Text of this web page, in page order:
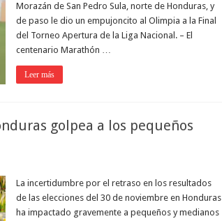
Morazán de San Pedro Sula, norte de Honduras, y
de paso le dio un empujoncito al Olimpia a la Final
del Torneo Apertura de la Liga Nacional. – El
centenario Marathón …
Leer más
golpea a los pequeños
La incertidumbre por el retraso en los resultados
de las elecciones del 30 de noviembre en Honduras
ha impactado gravemente a pequeños y medianos